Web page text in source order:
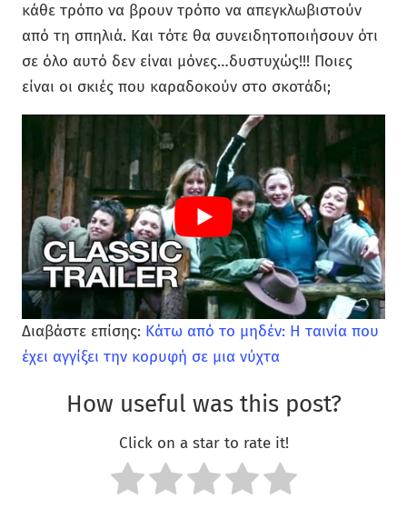
κάθε τρόπο να βρουν τρόπο να απεγκλωβιστούν
από τη σπηλιά. Και τότε θα συνειδητοποιήσουν ότι
σε όλο αυτό δεν είναι μόνες…δυστυχώς!!! Ποιες
είναι οι σκιές που καραδοκούν στο σκοτάδι;
Διαβάστε επίσης: Κάτω από το μηδέν: Η ταινία που
έχει αγγίξει την κορυφή σε μια νύχτα
How useful was this post?
Click on a star to rate it!